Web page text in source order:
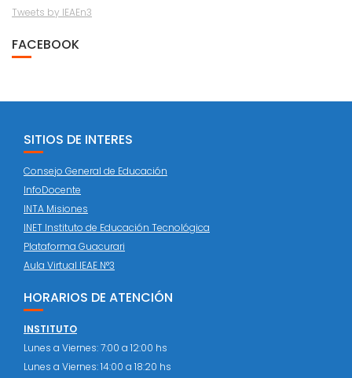
Tweets by IEAEn3
FACEBOOK
SITIOS DE INTERES
Consejo General de Educación
InfoDocente
INTA Misiones
INET Instituto de Educación Tecnológica
Plataforma Guacurari
Aula Virtual IEAE N°3
HORARIOS DE ATENCIÓN
INSTITUTO
Lunes a Viernes: 7:00 a 12:00 hs
Lunes a Viernes: 14:00 a 18:20 hs